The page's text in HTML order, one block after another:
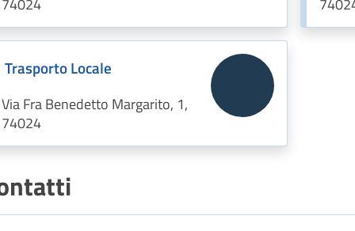
74024
Trasporto Locale
Via Fra Benedetto Margarito, 1,
74024